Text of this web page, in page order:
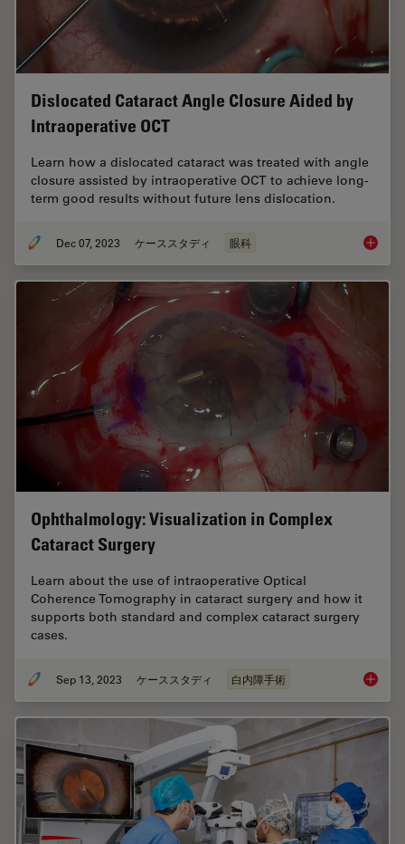
Dislocated Cataract Angle Closure Aided by
Intraoperative OCT
Learn how a dislocated cataract was treated with angle
closure assisted by intraoperative OCT to achieve long-
term good results without future lens dislocation.
Dec 07, 2023 ケーススタディ 眼科
Ophthalmology: Visualization in Complex
Cataract Surgery
Learn about the use of intraoperative Optical
Coherence Tomography in cataract surgery and how it
supports both standard and complex cataract surgery
cases.
Sep 13, 2023 ケーススタディ 白内障手術